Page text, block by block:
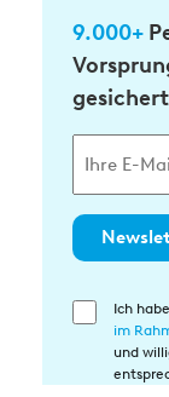
9.000+
Ich
im
und